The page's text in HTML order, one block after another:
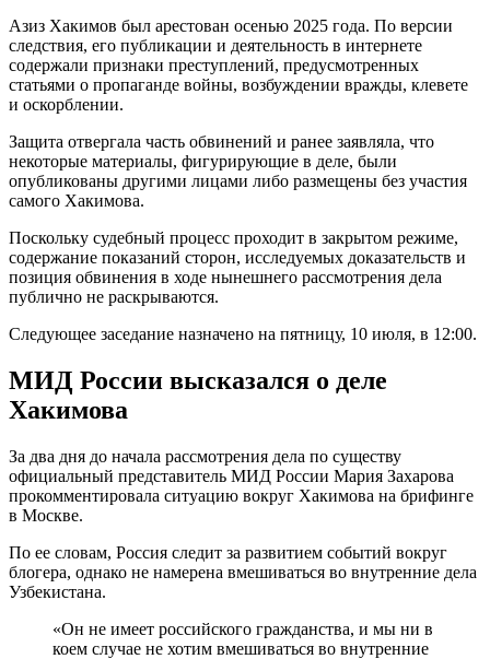
Азиз Хакимов был арестован осенью 2025 года. По версии
следствия, его публикации и деятельность в интернете
содержали признаки преступлений, предусмотренных
статьями о пропаганде войны, возбуждении вражды, клевете
и оскорблении.
Защита отвергала часть обвинений и ранее заявляла, что
некоторые материалы, фигурирующие в деле, были
опубликованы другими лицами либо размещены без участия
самого Хакимова.
Поскольку судебный процесс проходит в закрытом режиме,
содержание показаний сторон, исследуемых доказательств и
позиция обвинения в ходе нынешнего рассмотрения дела
публично не раскрываются.
Следующее заседание назначено на пятницу, 10 июля, в 12:00.
МИД России высказался о деле
Хакимова
За два дня до начала рассмотрения дела по существу
официальный представитель МИД России Мария Захарова
прокомментировала ситуацию вокруг Хакимова на брифинге
в Москве.
По ее словам, Россия следит за развитием событий вокруг
блогера, однако не намерена вмешиваться во внутренние дела
Узбекистана.
«Он не имеет российского гражданства, и мы ни в
коем случае не хотим вмешиваться во внутренние